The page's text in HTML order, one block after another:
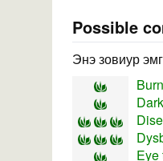
Possible
Энэ зовиур
Eye